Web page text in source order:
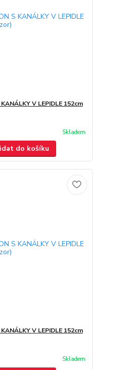
V LEPIDLE 152cm
Skladem
do košíku
V LEPIDLE 152cm
Skladem